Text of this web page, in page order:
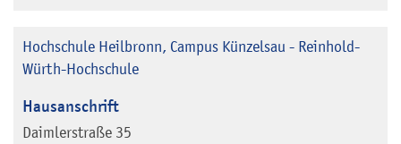
Hochschule Heilbronn, Campus Künzelsau - Reinhold-
Würth-Hochschule
Hausanschrift
Daimlerstraße 35